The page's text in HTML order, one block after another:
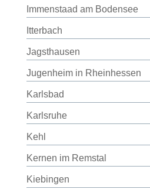
Immenstaad am Bodensee
Itterbach
Jagsthausen
Jugenheim in Rheinhessen
Karlsbad
Karlsruhe
Kehl
Kernen im Remstal
Kiebingen